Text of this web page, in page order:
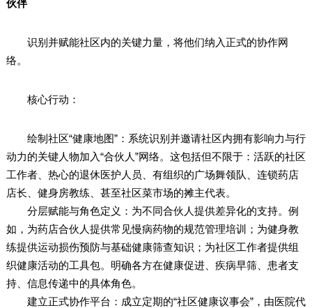
伙伴
识别并赋能社区内的关键力量，将他们纳入正式的协作网
络。
核心行动：
绘制社区“健康地图”：系统识别并邀请社区内拥有影响力与行
动力的关键人物加入“合伙人”网络。这包括但不限于：活跃的社区
工作者、热心的退休医护人员、有组织的广场舞领队、连锁药店
店长、健身房教练、甚至社区菜市场的摊主代表。
分层赋能与角色定义：为不同合伙人提供差异化的支持。例
如，为药店合伙人提供常见慢病药物的规范管理培训；为健身教
练提供运动损伤预防与基础健康筛查知识；为社区工作者提供组
织健康活动的工具包。明确各方在健康促进、疾病早筛、患者支
持、信息传递中的具体角色。
建立正式协作平台：成立定期的“社区健康议事会”，由医院代